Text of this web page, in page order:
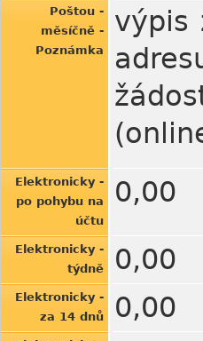
Poštou -
měsíčně -
Poznámka
výpis
Elektronicky -
po pohybu na
účtu
0,00
Elektronicky -
týdně
0,00
Elektronicky -
za 14 dnů
0,00